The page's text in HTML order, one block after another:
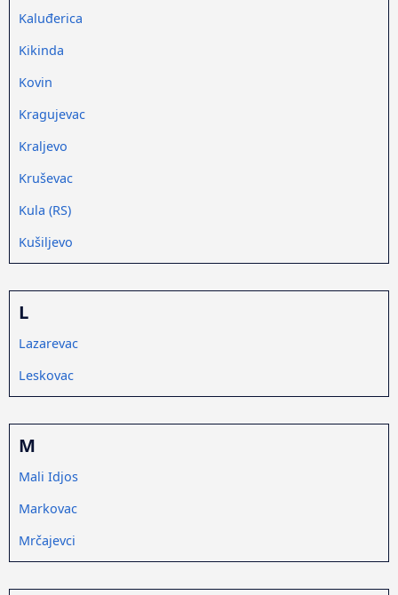
Kaluđerica
Kikinda
Kovin
Kragujevac
Kraljevo
Kruševac
Kula (RS)
Kušiljevo
L
Lazarevac
Leskovac
M
Mali Idjos
Markovac
Mrčajevci